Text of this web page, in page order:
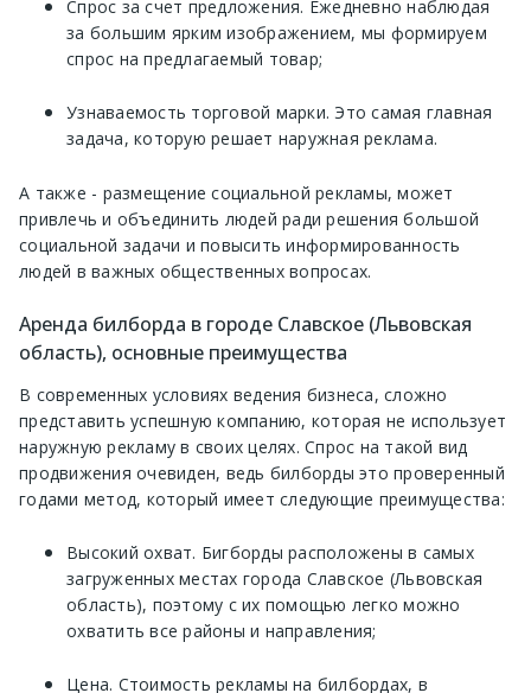
Спрос за счет предложения. Ежедневно наблюдая
за большим ярким изображением, мы формируем
спрос на предлагаемый товар;
Узнаваемость торговой марки. Это самая главная
задача, которую решает наружная реклама.
А также - размещение социальной рекламы, может
привлечь и объединить людей ради решения большой
социальной задачи и повысить информированность
людей в важных общественных вопросах.
Аренда билборда в городе Славское (Львовская
область), основные преимущества
В современных условиях ведения бизнеса, сложно
представить успешную компанию, которая не использует
наружную рекламу в своих целях. Спрос на такой вид
продвижения очевиден, ведь билборды это проверенный
годами метод, который имеет следующие преимущества:
Высокий охват. Бигборды расположены в самых
загруженных местах города Славское (Львовская
область), поэтому с их помощью легко можно
охватить все районы и направления;
Цена. Стоимость рекламы на билбордах, в